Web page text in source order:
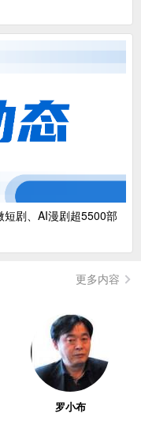
剧、AI漫剧超5500部
更多内容
罗小布